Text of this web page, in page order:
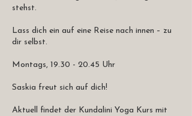
stehst.
Lass dich ein auf eine Reise nach innen – zu
dir selbst.
Montags, 19.30 - 20.45 Uhr
Saskia freut sich auf dich!
Aktuell findet der Kundalini Yoga Kurs mit